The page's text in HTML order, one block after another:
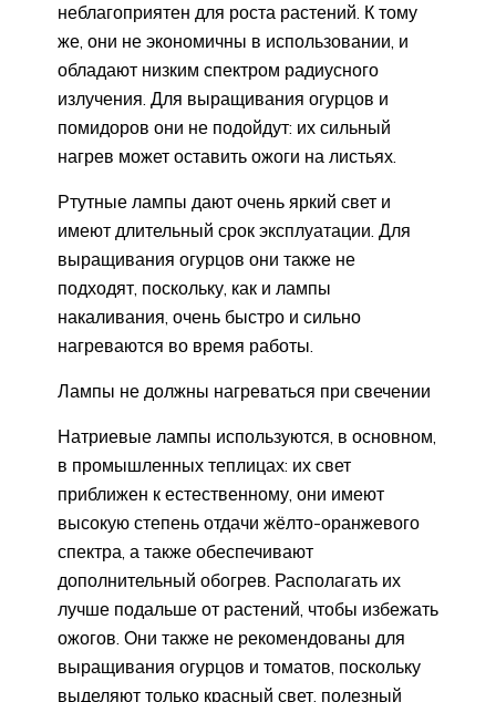
неблагоприятен для роста растений. К тому
же, они не экономичны в использовании, и
обладают низким спектром радиусного
излучения. Для выращивания огурцов и
помидоров они не подойдут: их сильный
нагрев может оставить ожоги на листьях.
Ртутные лампы дают очень яркий свет и
имеют длительный срок эксплуатации. Для
выращивания огурцов они также не
подходят, поскольку, как и лампы
накаливания, очень быстро и сильно
нагреваются во время работы.
Лампы не должны нагреваться при свечении
Натриевые лампы используются, в основном,
в промышленных теплицах: их свет
приближен к естественному, они имеют
высокую степень отдачи жёлто-оранжевого
спектра, а также обеспечивают
дополнительный обогрев. Располагать их
лучше подальше от растений, чтобы избежать
ожогов. Они также не рекомендованы для
выращивания огурцов и томатов, поскольку
выделяют только красный свет, полезный